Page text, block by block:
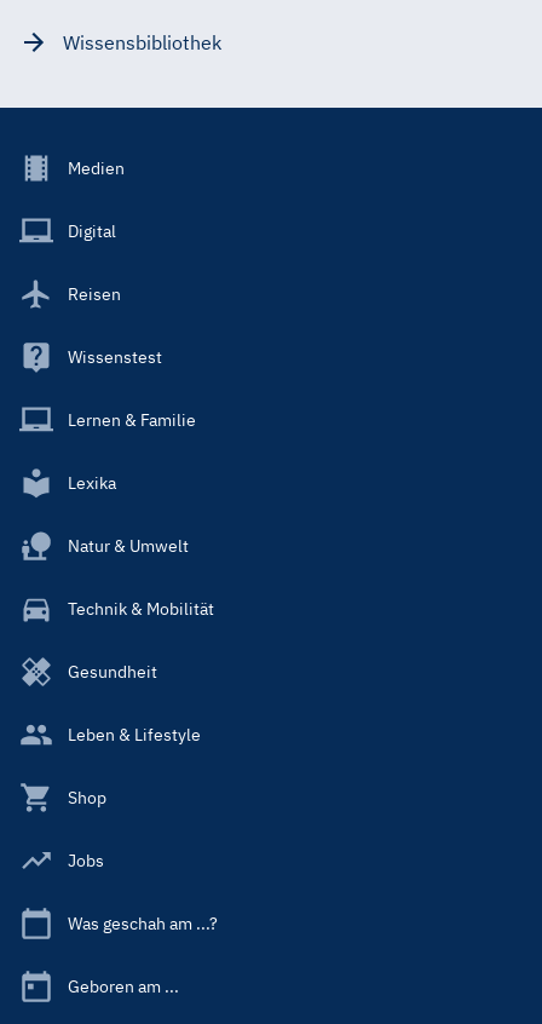
Wissensbibliothek
Footer
Main
Medien
Digital
Reisen
Wissenstest
Lernen & Familie
Lexika
Natur & Umwelt
Technik & Mobilität
Gesundheit
Leben & Lifestyle
Shop
Jobs
Was geschah am ...?
Geboren am ...